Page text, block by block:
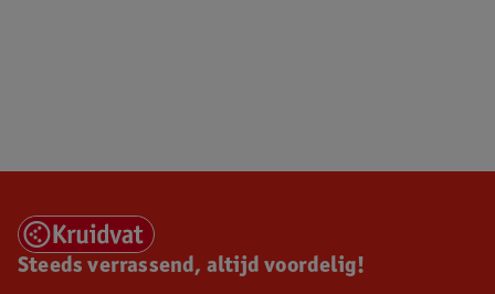
Steeds verrassend, altijd voordelig!